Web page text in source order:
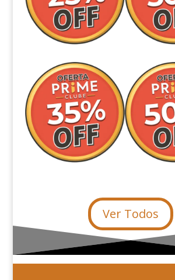
Ver Todos